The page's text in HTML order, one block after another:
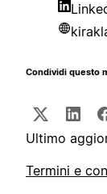
Condividi questo
Ultimo
Termini e